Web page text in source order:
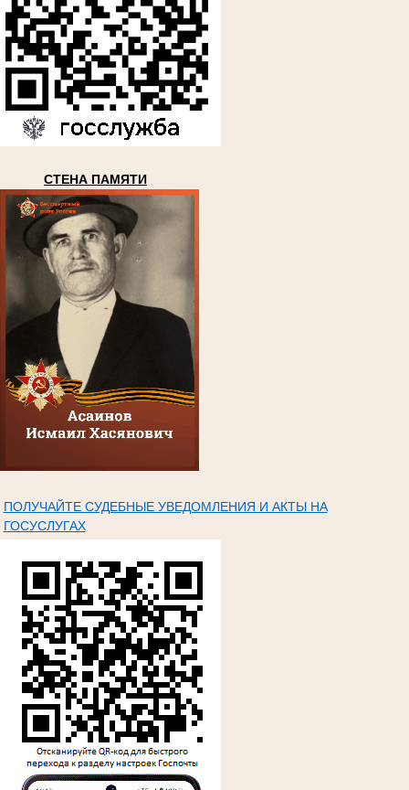
СТЕНА ПАМЯТИ
ПОЛУЧАЙТЕ СУДЕБНЫЕ УВЕДОМЛЕНИЯ И АКТЫ НА
ГОСУСЛУГАХ